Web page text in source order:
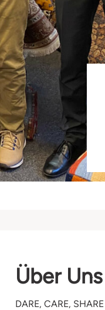
Über Uns
DARE, CARE, SHARE